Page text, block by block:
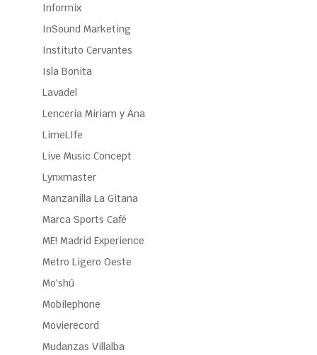
Informix
InSound Marketing
Instituto Cervantes
Isla Bonita
Lavadel
Lencería Miriam y Ana
LimeLIfe
Live Music Concept
Lynxmaster
Manzanilla La Gitana
Marca Sports Café
ME! Madrid Experience
Metro Ligero Oeste
Mo'shú
Mobilephone
Movierecord
Mudanzas Villalba